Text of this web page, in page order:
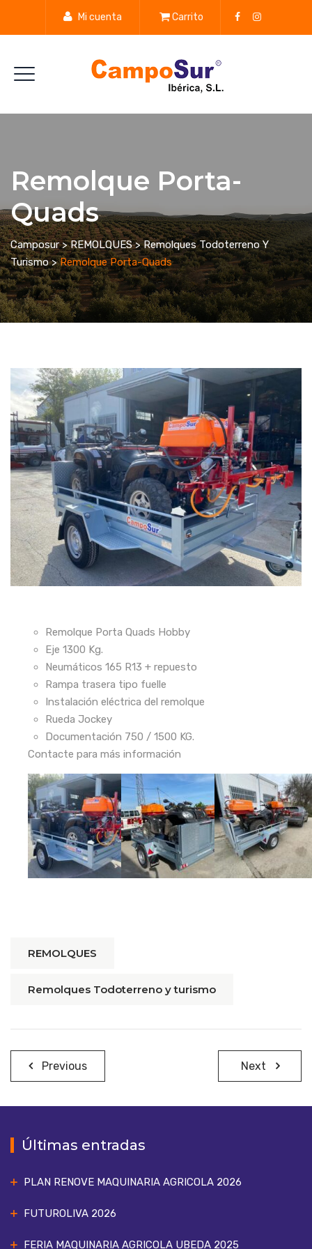
Mi cuenta Carrito
Remolque Porta-
Quads
Camposur>REMOLQUES>Remolques Todoterreno Y
Turismo>Remolque Porta-Quads
Remolque Porta Quads Hobby
Eje 1300 Kg.
Neumáticos 165 R13 + repuesto
Rampa trasera tipo fuelle
Instalación eléctrica del remolque
Rueda Jockey
Documentación 750 / 1500 KG.
Contacte para más información
REMOLQUES
Remolques Todoterreno y turismo
Navegación
de
entradas
Previous Next
Últimas entradas
PLAN RENOVE MAQUINARIA AGRICOLA 2026
FUTUROLIVA 2026
FERIA MAQUINARIA AGRICOLA UBEDA 2025